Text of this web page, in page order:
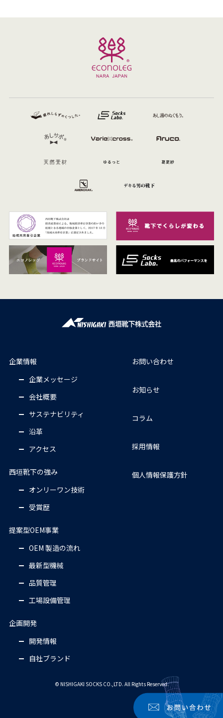
企業情報
企業メッセージ
会社概要
サステナビリティ
沿革
アクセス
西垣靴下の強み
オンリーワン技術
受賞歴
提案型OEM事業
OEM 製造の流れ
最新型機械
品質管理
工場設備管理
企画開発
開発情報
自社ブランド
お問い合わせ
お知らせ
コラム
採用情報
個人情報保護方針
© NISHIGAKI SOCKS CO.,LTD. All Rights Reserved.